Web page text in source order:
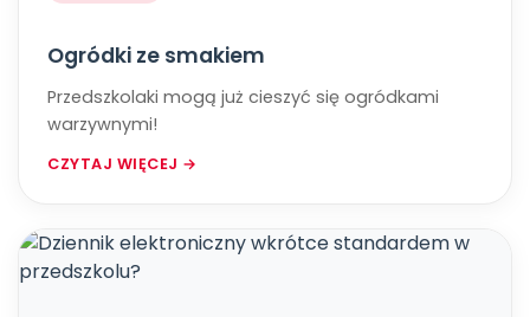
Ogródki ze smakiem
Przedszkolaki mogą już cieszyć się ogródkami
warzywnymi!
CZYTAJ WIĘCEJ →